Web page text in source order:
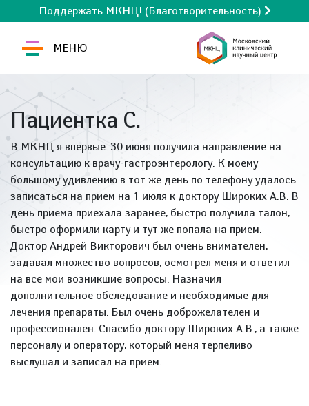
Поддержать МКНЦ! (Благотворительность)
МЕНЮ
Пациентка С.
В МКНЦ я впервые. 30 июня получила направление на
консультацию к врачу-гастроэнтерологу. К моему
большому удивлению в тот же день по телефону удалось
записаться на прием на 1 июля к доктору Широких А.В. В
день приема приехала заранее, быстро получила талон,
быстро оформили карту и тут же попала на прием.
Доктор Андрей Викторович был очень внимателен,
задавал множество вопросов, осмотрел меня и ответил
на все мои возникшие вопросы. Назначил
дополнительное обследование и необходимые для
лечения препараты. Был очень доброжелателен и
профессионален. Спасибо доктору Широких А.В., а также
персоналу и оператору, который меня терпеливо
выслушал и записал на прием.